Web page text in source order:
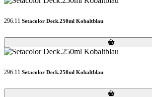
296.11 Setacolor Deck.250ml Kobaltblau
Loading...
Loading...
296.11 Setacolor Deck.250ml Kobaltblau
Loading...
Loading...